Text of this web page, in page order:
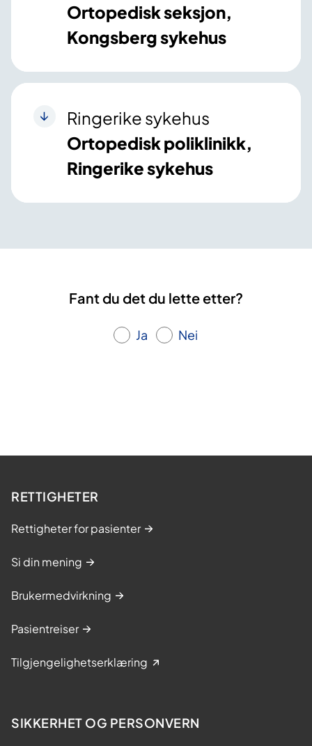
Ortopedisk seksjon,
Kongsberg sykehus
Ringerike sykehus
Ortopedisk poliklinikk,
Ringerike sykehus
Fant du det du lette etter?
Ja Nei
RETTIGHETER
Rettigheter for pasienter
Si din mening
Brukermedvirkning
Pasientreiser
Tilgjengelighetserklæring
SIKKERHET OG PERSONVERN